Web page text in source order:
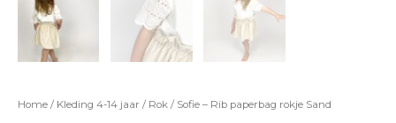
Home/ Kleding 4-14 jaar/ Rok/ Sofie – Rib paperbag rokje Sand